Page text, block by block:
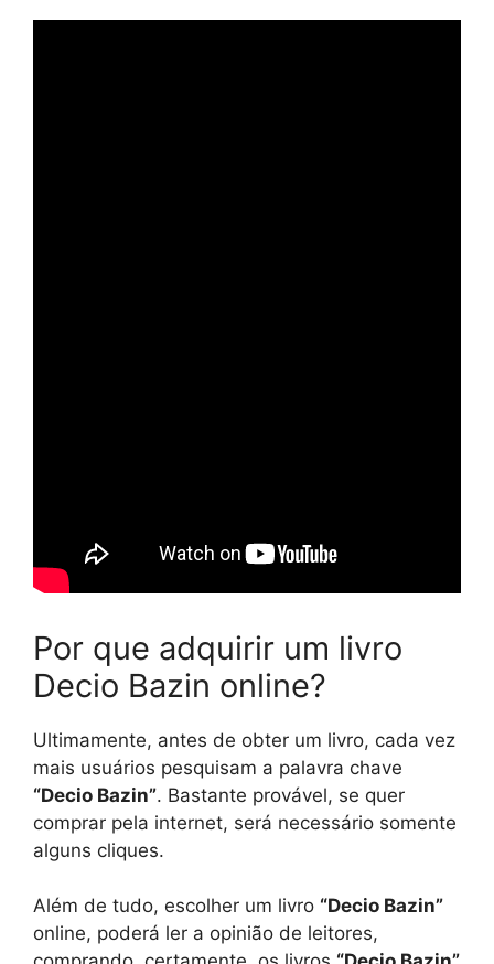
Por que adquirir um livro
Decio Bazin online?
Ultimamente, antes de obter um livro, cada vez
mais usuários pesquisam a palavra chave
“Decio Bazin”. Bastante provável, se quer
comprar pela internet, será necessário somente
alguns cliques.
Além de tudo, escolher um livro “Decio Bazin”
online, poderá ler a opinião de leitores,